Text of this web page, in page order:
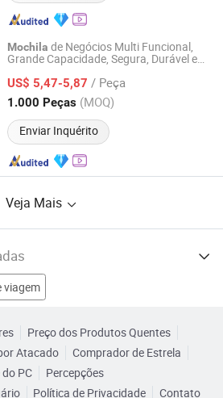
Mochila de Negócios Multi Funcional,
Grande Capacidade, Segura, Durável e
US$ 5,47-5,87 / Peça
1.000 Peças (MOQ)
Enviar Inquérito
Desde 2025
Veja Mais
viagem
terno Fabricantes de Mochila
Preço dos Produtos Quentes
Atacado
Comprador de Estrela
do PC
Percepções
Política de Privacidade Contato